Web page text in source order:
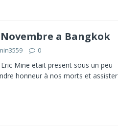
a Bangkok
0
Mine etait present sous un peu
honneur à nos morts et assister